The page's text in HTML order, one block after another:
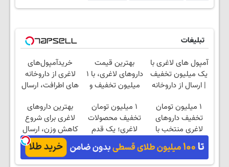
تبلیغات
آمپول های لاغری با
یک میلیون تخفیف
| ارسال از داروخانه
بهترین قیمت
داروهای لاغری، با ۱
میلیون تخفیف و
خریدآمپول‌های
لاغری از داروخانه
های اطرافت، ارسال
یخ!
۱ میلیون تومان
تخفیف داروهای
لاغری منتخب با
ارسال از داروخانه
نزدیکت
۱ میلیون تومان
تخفیف محصولات
لاغری؛ یک قدم
نزدیک‌تر به شروع
کاهش وزن
بهترین داروهای
لاغری برای شروع
کاهش وزن، ارسال
از داروخانه های
نزدیکت!